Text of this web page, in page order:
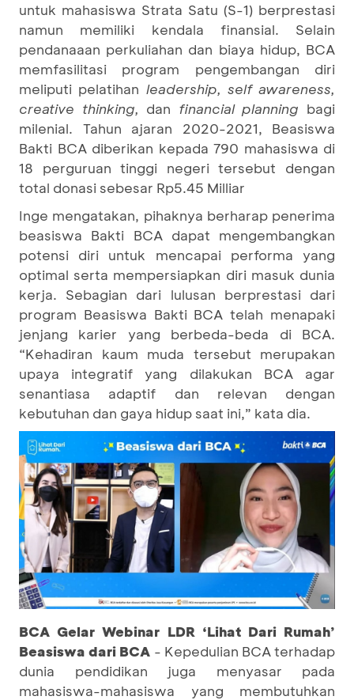
untuk mahasiswa Strata Satu (S-1) berprestasi
namun memiliki kendala finansial. Selain
pendanaaan perkuliahan dan biaya hidup, BCA
memfasilitasi program pengembangan diri
meliputi pelatihan leadership, self awareness,
creative thinking, dan financial planning bagi
milenial. Tahun ajaran 2020-2021, Beasiswa
Bakti BCA diberikan kepada 790 mahasiswa di
18 perguruan tinggi negeri tersebut dengan
total donasi sebesar Rp5.45 Milliar
Inge mengatakan, pihaknya berharap penerima
beasiswa Bakti BCA dapat mengembangkan
potensi diri untuk mencapai performa yang
optimal serta mempersiapkan diri masuk dunia
kerja. Sebagian dari lulusan berprestasi dari
program Beasiswa Bakti BCA telah menapaki
jenjang karier yang berbeda-beda di BCA.
“Kehadiran kaum muda tersebut merupakan
upaya integratif yang dilakukan BCA agar
senantiasa adaptif dan relevan dengan
kebutuhan dan gaya hidup saat ini,” kata dia.
BCA Gelar Webinar LDR ‘Lihat Dari Rumah’
Beasiswa dari BCA - Kepedulian BCA terhadap
dunia pendidikan juga menyasar pada
mahasiswa-mahasiswa yang membutuhkan